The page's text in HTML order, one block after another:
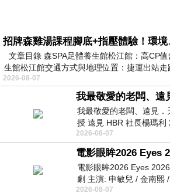
文章目錄 森SPA足體養生館松江館：高CP
生館松江館交通方式與地理位置：捷運出站走
2026-08-07
我最敬愛的老闆、遠見
授 遠見 HBR 社長楊瑪
老闆、遠見．天下文化創
2026-08-07
電影眼眸2026 Eyes
電影眼眸2026 Eyes
劇 主演: 申敏兒 / 金南熙
眸2026描述攝影師徐珍因
2026-08-07